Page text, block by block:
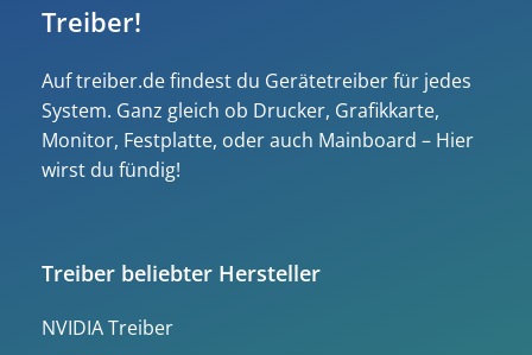
Treiber!
Auf treiber.de findest du Gerätetreiber für jedes
System. Ganz gleich ob Drucker, Grafikkarte,
Monitor, Festplatte, oder auch Mainboard – Hier
wirst du fündig!
Treiber beliebter Hersteller
NVIDIA Treiber